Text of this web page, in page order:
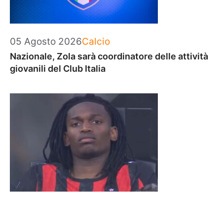
05 Agosto 2026Categorie
Calcio
Nazionale, Zola sarà coordinatore delle attività
giovanili del Club Italia